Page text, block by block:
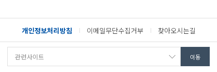
개인정보처리방침 이메일무단수집거부 찾아오시는길